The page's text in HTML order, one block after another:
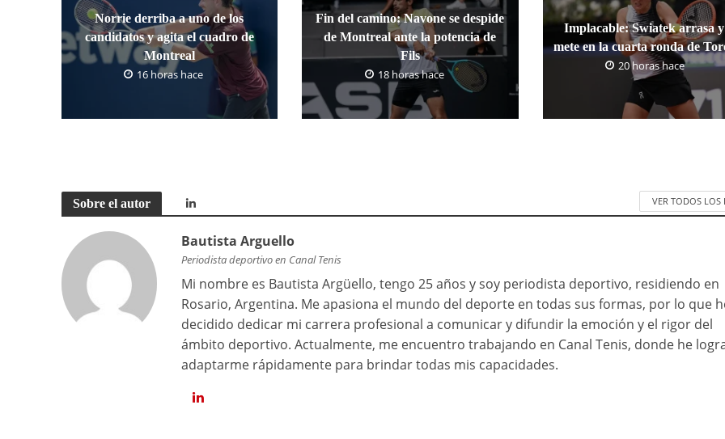
Norrie derriba a uno de los
candidatos y agita el cuadro de
Montreal
16 horas hace
Fin del camino: Navone se despide
de Montreal ante la potencia de
Fils
18 horas hace
Implacable: Swiatek arrasa y
mete en la cuarta ronda de
20 horas hace
Sobre el autor VER TODOS LOS
Bautista Arguello
Periodista deportivo en Canal Tenis
Mi nombre es Bautista Argüello, tengo 25 años y soy periodista deportivo, residiendo en
Rosario, Argentina. Me apasiona el mundo del deporte en todas sus formas, por lo que
decidido dedicar mi carrera profesional a comunicar y difundir la emoción y el rigor del
ámbito deportivo. Actualmente, me encuentro trabajando en Canal Tenis, donde he
adaptarme rápidamente para brindar todas mis capacidades.